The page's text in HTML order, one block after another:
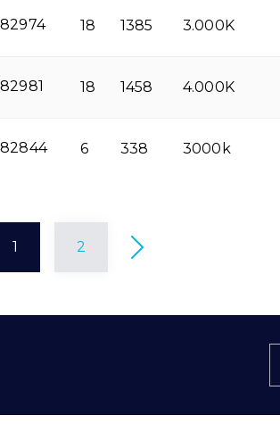
18 1385 3.000K
18 1458 4.000K
6 338 3000k
1 2